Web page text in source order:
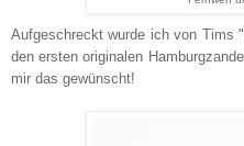
Aufgeschreckt wurde ich von Tims
den ersten originalen
mir das gewünscht!